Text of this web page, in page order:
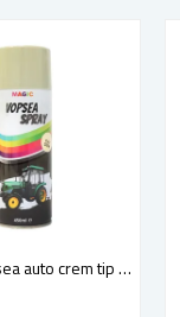
Ceara auto lucioasa protectoare, universala, cu burete aplicator, Stac, 250gSpray vopsea auto crem tip Fiat profesionala cu uscare rapida 450ml MAGIC